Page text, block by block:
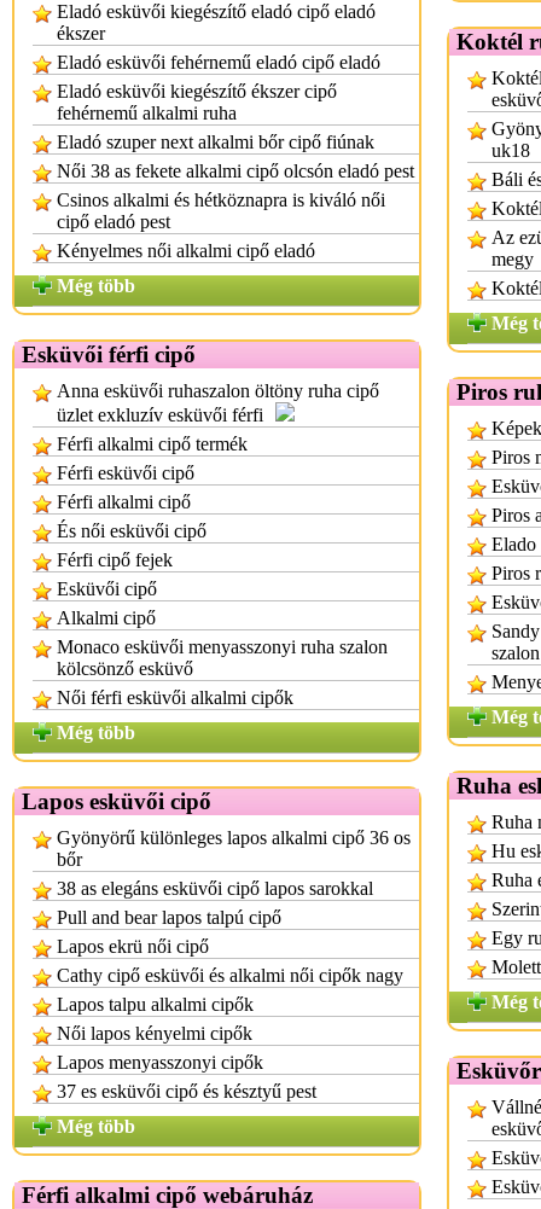
Eladó esküvői kiegészítő eladó cipő eladó
ékszer
Eladó esküvői fehérnemű eladó cipő eladó
Eladó esküvői kiegészítő ékszer cipő
fehérnemű alkalmi ruha
Eladó szuper next alkalmi bőr cipő fiúnak
Női 38 as fekete alkalmi cipő olcsón eladó pest
Csinos alkalmi és hétköznapra is kiváló női
cipő eladó pest
Kényelmes női alkalmi cipő eladó
Még több
Esküvői férfi cipő
Anna esküvői ruhaszalon öltöny ruha cipő
üzlet exkluzív esküvői férfi
Férfi alkalmi cipő termék
Férfi esküvői cipő
Férfi alkalmi cipő
És női esküvői cipő
Férfi cipő fejek
Esküvői cipő
Alkalmi cipő
Monaco esküvői menyasszonyi ruha szalon
kölcsönző esküvő
Női férfi esküvői alkalmi cipők
Még több
Lapos esküvői cipő
Gyönyörű különleges lapos alkalmi cipő 36 os
bőr
38 as elegáns esküvői cipő lapos sarokkal
Pull and bear lapos talpú cipő
Lapos ekrü női cipő
Cathy cipő esküvői és alkalmi női cipők nagy
Lapos talpu alkalmi cipők
Női lapos kényelmi cipők
Lapos menyasszonyi cipők
37 es esküvői cipő és késztyű pest
Még több
Férfi alkalmi cipő webáruház
Koktél
uk18
Báli
Az
megy
Még
Piros
Piros
Piros
Elado
Piros
Még
Ruha
Ruha
Hu
Ruha
Egy
Még